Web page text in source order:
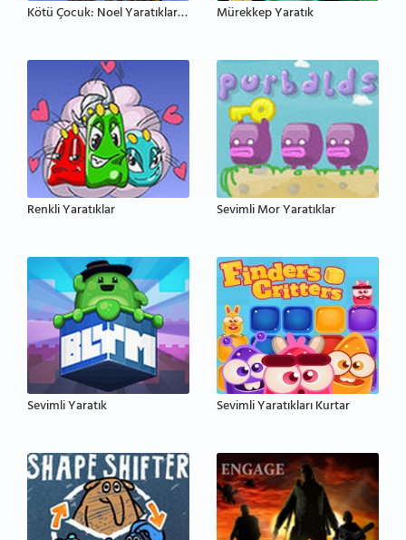
Kötü Çocuk: Noel Yaratıklarını Öldür Mürekkep Yaratık
Renkli Yaratıklar Sevimli Mor Yaratıklar
Sevimli Yaratık Sevimli Yaratıkları Kurtar